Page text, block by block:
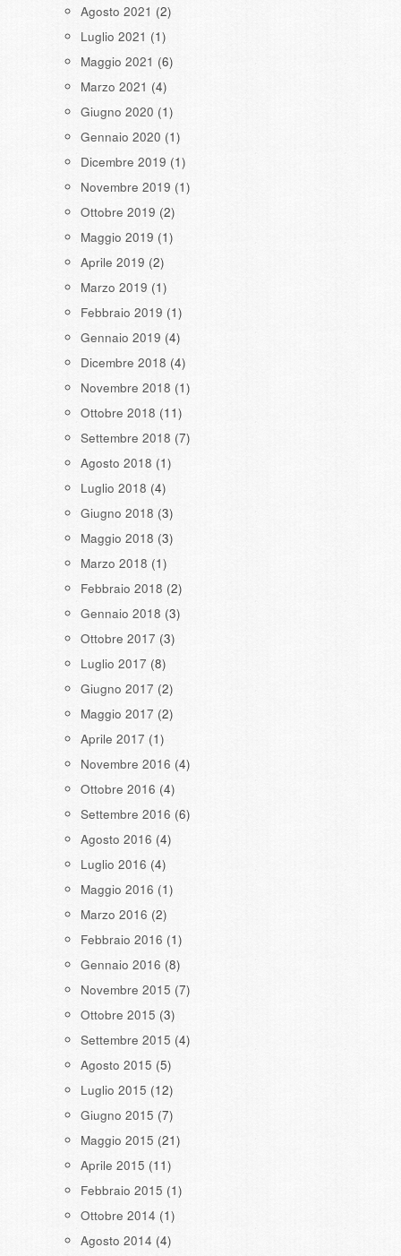
Agosto 2021 (2)
Luglio 2021 (1)
Maggio 2021 (6)
Marzo 2021 (4)
Giugno 2020 (1)
Gennaio 2020 (1)
Dicembre 2019 (1)
Novembre 2019 (1)
Ottobre 2019 (2)
Maggio 2019 (1)
Aprile 2019 (2)
Marzo 2019 (1)
Febbraio 2019 (1)
Gennaio 2019 (4)
Dicembre 2018 (4)
Novembre 2018 (1)
Ottobre 2018 (11)
Settembre 2018 (7)
Agosto 2018 (1)
Luglio 2018 (4)
Giugno 2018 (3)
Maggio 2018 (3)
Marzo 2018 (1)
Febbraio 2018 (2)
Gennaio 2018 (3)
Ottobre 2017 (3)
Luglio 2017 (8)
Giugno 2017 (2)
Maggio 2017 (2)
Aprile 2017 (1)
Novembre 2016 (4)
Ottobre 2016 (4)
Settembre 2016 (6)
Agosto 2016 (4)
Luglio 2016 (4)
Maggio 2016 (1)
Marzo 2016 (2)
Febbraio 2016 (1)
Gennaio 2016 (8)
Novembre 2015 (7)
Ottobre 2015 (3)
Settembre 2015 (4)
Agosto 2015 (5)
Luglio 2015 (12)
Giugno 2015 (7)
Maggio 2015 (21)
Aprile 2015 (11)
Febbraio 2015 (1)
Ottobre 2014 (1)
Agosto 2014 (4)